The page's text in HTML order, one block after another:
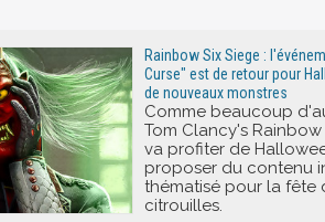
Rainbow Six Siege :
Curse" est de retour pour
de nouveaux monstres
Comme beaucoup
Tom Clancy's Rainbow
va profiter de
proposer du contenu
thématisé pour la fête
citrouilles.